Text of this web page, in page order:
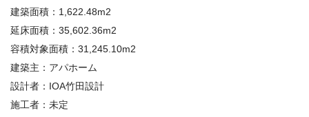
建築面積：1,622.48m2
延床面積：35,602.36m2
容積対象面積：31,245.10m2
建築主：アパホーム
設計者： IOA竹田設計
施工者：未定